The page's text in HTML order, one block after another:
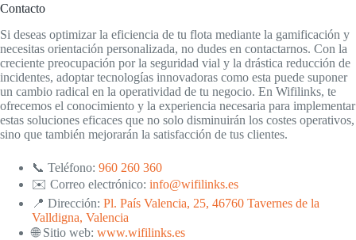
Contacto
Si deseas optimizar la eficiencia de tu flota mediante la gamificación y
necesitas orientación personalizada, no dudes en contactarnos. Con la
creciente preocupación por la seguridad vial y la drástica reducción de
incidentes, adoptar tecnologías innovadoras como esta puede suponer
un cambio radical en la operatividad de tu negocio. En Wifilinks, te
ofrecemos el conocimiento y la experiencia necesaria para implementar
estas soluciones eficaces que no solo disminuirán los costes operativos,
sino que también mejorarán la satisfacción de tus clientes.
📞 Teléfono: 960 260 360
✉️ Correo electrónico: info@wifilinks.es
📍 Dirección: Pl. País Valencia, 25, 46760 Tavernes de la
Valldigna, Valencia
🌐 Sitio web: www.wifilinks.es